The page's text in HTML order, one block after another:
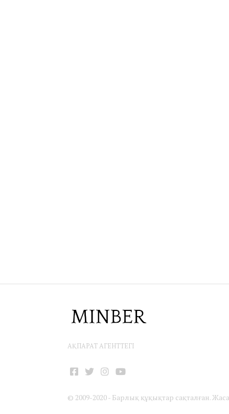
АҚПАРАТ АГЕНТТЕГІ
© 2009-2020 - Барлық құқықтар сақталған.